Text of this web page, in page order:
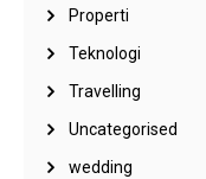
Properti
Teknologi
Travelling
Uncategorised
wedding